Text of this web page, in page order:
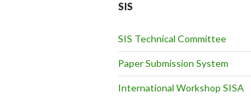
SIS
SIS Technical Committee
Paper Submission System
International Workshop SISA